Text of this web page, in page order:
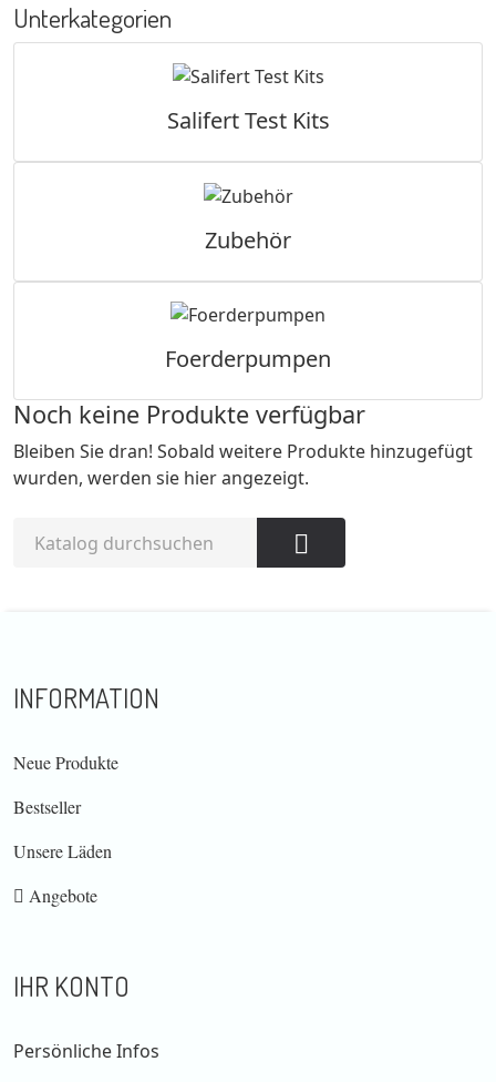
Unterkategorien
Salifert Test Kits
Zubehör
Foerderpumpen
Noch keine Produkte verfügbar
Bleiben Sie dran! Sobald weitere Produkte hinzugefügt
wurden, werden sie hier angezeigt.

INFORMATION
Neue Produkte
Bestseller
Unsere Läden
Angebote
IHR KONTO
Persönliche Infos